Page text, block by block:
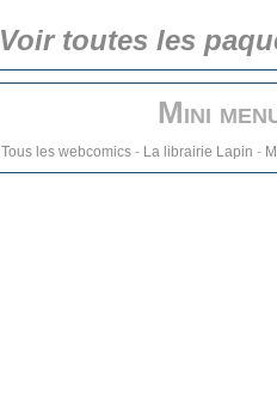
Voir toutes les
Mini
Tous les webcomics- La librairie Lapin -